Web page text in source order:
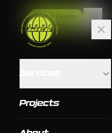
Get a Quote
Projects